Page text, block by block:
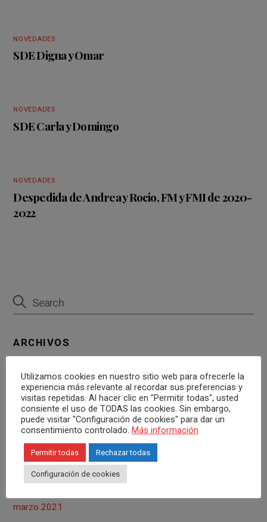
NOVEDADES
SDE Digna y Omar
NOVEDADES
SDE Carla y Domingo
NOVEDADES
Despedida de Andrea y Rocio, FM y FMI de 2020-
2022
ARCHIVOS
noviembre 2022
octubre 2022
mayo 2022
octubre 2021
abril 2021
marzo 2021
Utilizamos cookies en nuestro sitio web para ofrecerle la
experiencia más relevante al recordar sus preferencias y
visitas repetidas. Al hacer clic en "Permitir todas", usted
consiente el uso de TODAS las cookies. Sin embargo,
puede visitar "Configuración de cookies" para dar un
consentimiento controlado. Más información
Permitir todas Rechazar todas
Configuración de cookies